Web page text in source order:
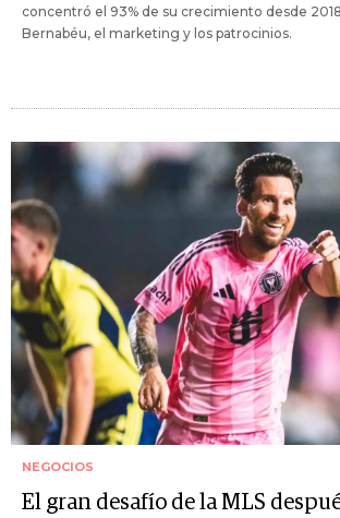
concentró el 93% de su crecimiento desde
Bernabéu, el marketing y los patrocinios.
NEGOCIOS
El gran desafío de la MLS